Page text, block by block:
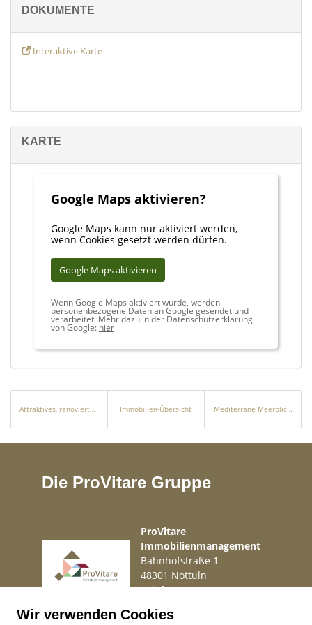
DOKUMENTE
Interaktive Karte
KARTE
Google Maps aktivieren?
Google Maps kann nur aktiviert werden,
wenn Cookies gesetzt werden dürfen.
Google Maps aktivieren
Wenn Google Maps aktiviert wurde, werden
personenbezogene Daten an Google gesendet und
verarbeitet. Mehr dazu in der Datenschutzerklärung
von Google: hier
Attraktives, renoviertes Apartment, nah am Strand in Cala Millor Immobilien-Übersicht Mediterrane Meerblick-Villa mit Pool und Dachterrasse in Santa Ponsa
Die ProVitare Gruppe
ProVitare
Immobilienmanagement
Bahnhofstraße 1
48301 Nottuln
Telefon02509 99 49 871
Wir verwenden Cookies